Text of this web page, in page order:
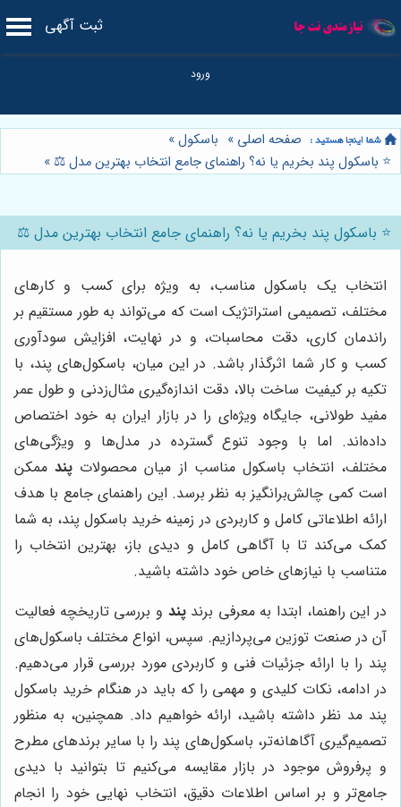
ثبت آگهی
صفحه اصلی » باسکول»
⭐️ باسکول پند بخریم یا نه؟ راهنمای جامع انتخاب بهترین مدل ⚖️ »
⭐️ باسکول پند بخریم یا نه؟ راهنمای جامع انتخاب بهترین مدل ⚖️
انتخاب یک باسکول مناسب، به ویژه برای کسب و کارهای
مختلف، تصمیمی استراتژیک است که می‌تواند به طور مستقیم بر
راندمان کاری، دقت محاسبات، و در نهایت، افزایش سودآوری
کسب و کار شما اثرگذار باشد. در این میان، باسکول‌های پند، با
تکیه بر کیفیت ساخت بالا، دقت اندازه‌گیری مثال‌زدنی و طول عمر
مفید طولانی، جایگاه ویژه‌ای را در بازار ایران به خود اختصاص
داده‌اند. اما با وجود تنوع گسترده در مدل‌ها و ویژگی‌های
مختلف، انتخاب باسکول مناسب از میان محصولات پندممکن
است کمی چالش‌برانگیز به نظر برسد. این راهنمای جامع با هدف
ارائه اطلاعاتی کامل و کاربردی در زمینه خرید باسکول پند، به شما
کمک می‌کند تا با آگاهی کامل و دیدی باز، بهترین انتخاب را
متناسب با نیازهای خاص خود داشته باشید.
در این راهنما، ابتدا به معرفی برندپند و بررسی تاریخچه فعالیت
آن در صنعت توزین می‌پردازیم. سپس، انواع مختلف باسکول‌های
پند را با ارائه جزئیات فنی و کاربردی مورد بررسی قرار می‌دهیم.
در ادامه، نکات کلیدی و مهمی را که باید در هنگام خرید باسکول
پند مد نظر داشته باشید، ارائه خواهیم داد. همچنین، به منظور
تصمیم‌گیری آگاهانه‌تر، باسکول‌های پند را با سایر برندهای مطرح
و پرفروش موجود در بازار مقایسه می‌کنیم تا بتوانید با دیدی
جامع‌تر و بر اساس اطلاعات دقیق، انتخاب نهایی خود را انجام